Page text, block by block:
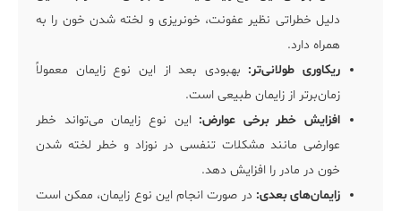
دلیل خطراتی نظیر عفونت، خونریزی و لخته شدن خون را به
همراه دارد.
ریکاوری طولانی‌تر: بهبودی بعد از این نوع زایمان معمولاً
زمان‌برتر از زایمان طبیعی است.
افزایش خطر برخی عوارض: این نوع زایمان می‌تواند خطر
عوارضی مانند مشکلات تنفسی در نوزاد و خطر لخته شدن
خون در مادر را افزایش دهد.
زایمان‌های بعدی: در صورت انجام این نوع زایمان، ممکن است